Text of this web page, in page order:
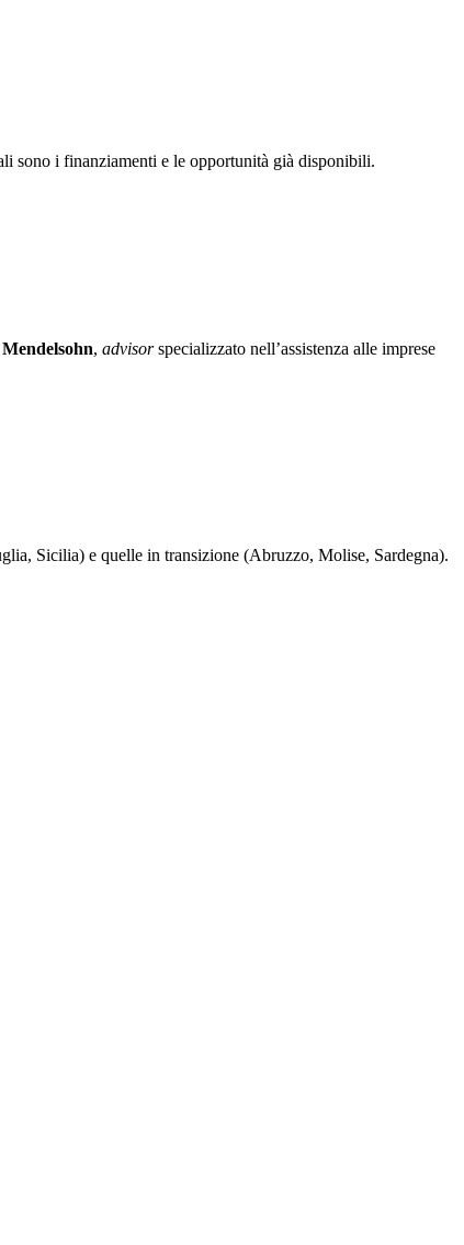
sono i finanziamenti e le opportunità già disponibili.
Mendelsohn, advisorspecializzato nell’assistenza alle imprese
Sicilia) e quelle in transizione (Abruzzo, Molise, Sardegna).